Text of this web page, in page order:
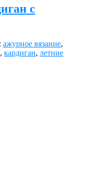
с
ажурное вязание,
, кардиган, летние